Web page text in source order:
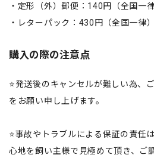
・定形（外）郵便：140円（全国一律
・レターパック：430円（全国一律）
購入の際の注意点
⭐️発送後のキャンセルが難しい為、
をお願い申し上げます。
⭐️事故やトラブルによる保証の責任
心地を飼い主様で見極めて頂き、ご